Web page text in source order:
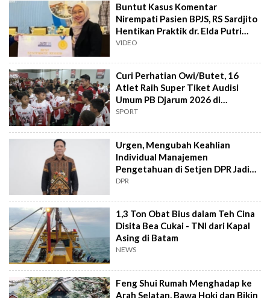
Buntut Kasus Komentar
Nirempati Pasien BPJS, RS Sardjito
Hentikan Praktik dr. Elda Putri
Rahard
VIDEO
Curi Perhatian Owi/Butet, 16
Atlet Raih Super Tiket Audisi
Umum PB Djarum 2026 di
Makassar
SPORT
Urgen, Mengubah Keahlian
Individual Manajemen
Pengetahuan di Setjen DPR Jadi
Kekuatan Institusional
DPR
1,3 Ton Obat Bius dalam Teh Cina
Disita Bea Cukai - TNI dari Kapal
Asing di Batam
NEWS
Feng Shui Rumah Menghadap ke
Arah Selatan, Bawa Hoki dan Bikin